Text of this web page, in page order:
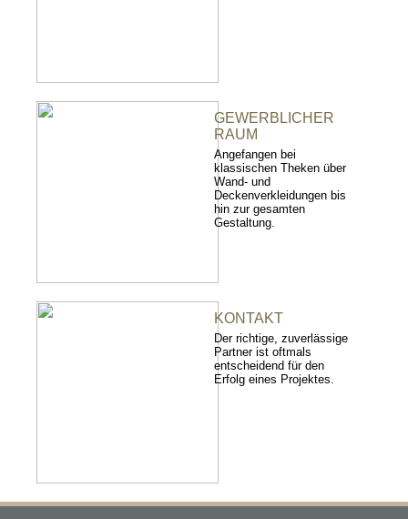
GEWERBLICHER
RAUM
Angefangen bei
klassischen Theken über
Wand- und
Deckenverkleidungen bis
hin zur gesamten
Gestaltung.
KONTAKT
Der richtige, zuverlässige
Partner ist oftmals
entscheidend für den
Erfolg eines Projektes.